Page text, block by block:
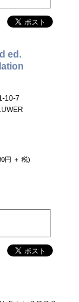
ed.
10-7
円 ＋ 税)